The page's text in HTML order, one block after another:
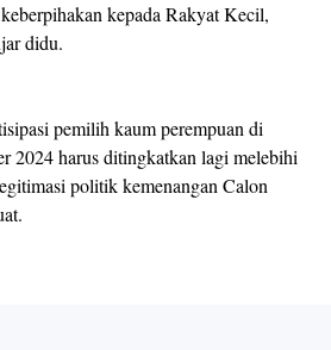
kepada Rakyat Kecil,
didu.
pemilih kaum perempuan di
2024 harus ditingkatkan lagi melebihi
politik kemenangan Calon